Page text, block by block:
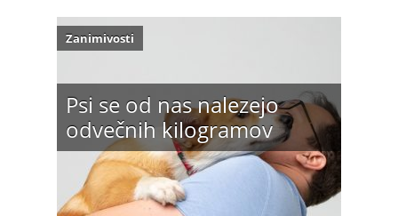
Psi se od nas nalezejo
odvečnih kilogramov
Zanimivosti